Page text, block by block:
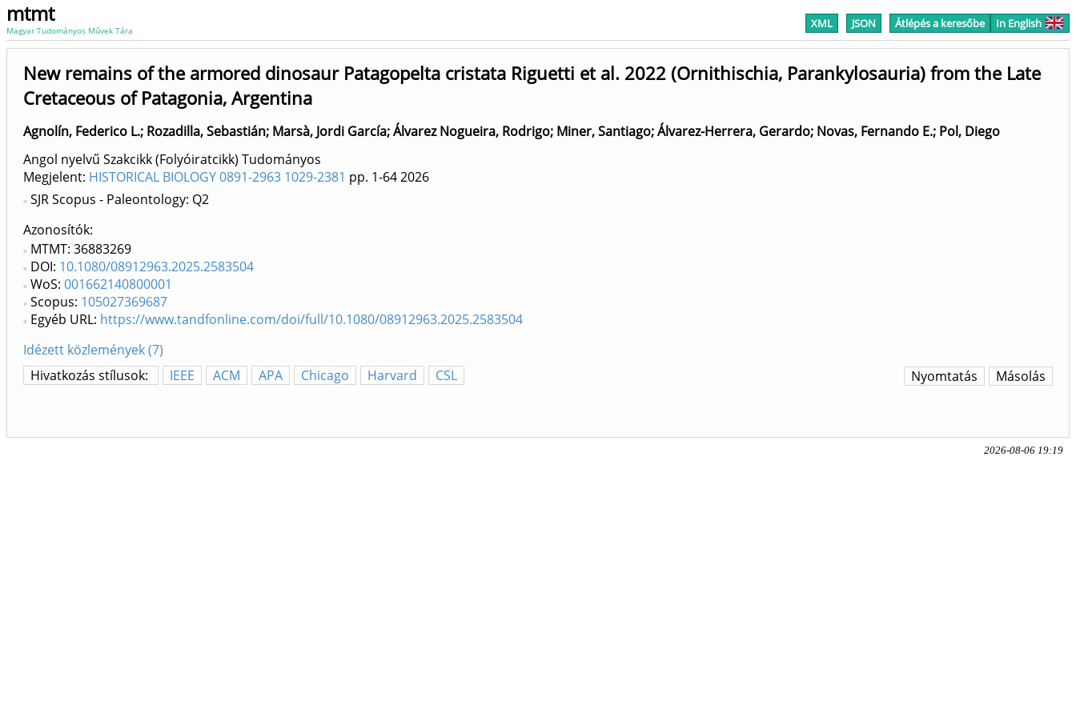
mtmt
Magyar Tudományos Művek Tára XML JSON Átlépés a keresőbe In English
New remains of the armored dinosaur Patagopelta cristata Riguetti et al. 2022 (Ornithischia, Parankylosauria) from the Late
Cretaceous of Patagonia, Argentina
Agnolín, Federico L.; Rozadilla, Sebastián; Marsà, Jordi García;Álvarez Nogueira, Rodrigo; Miner, Santiago;Álvarez-Herrera, Gerardo; Novas, Fernando E.; Pol, Diego
Angol nyelvű Szakcikk (Folyóiratcikk) Tudományos
Megjelent: HISTORICAL BIOLOGY 0891-2963 1029-2381 pp. 1-642026
SJR Scopus - Paleontology: Q2
Azonosítók
MTMT: 36883269
DOI: 10.1080/08912963.2025.2583504
WoS: 001662140800001
Scopus: 105027369687
Egyéb URL: https://www.tandfonline.com/doi/full/10.1080/08912963.2025.2583504
Idézett közlemények (7)
Hivatkozás stílusok:
IEEE ACM APA Chicago Harvard CSL Másolás
Nyomtatás
2026-08-06 19:19